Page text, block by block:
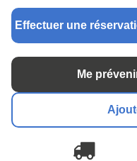
Effectuer une
Me